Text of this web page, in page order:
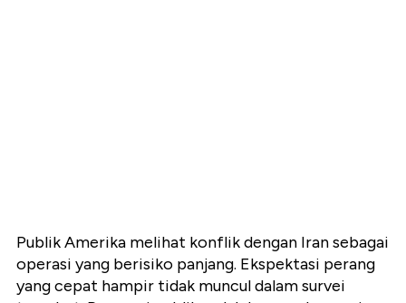
Publik Amerika melihat konflik dengan Iran sebagai
operasi yang berisiko panjang. Ekspektasi perang
yang cepat hampir tidak muncul dalam survei